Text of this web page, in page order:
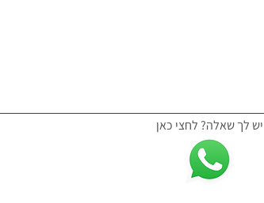
יש לך שאלה? לחצי כאן